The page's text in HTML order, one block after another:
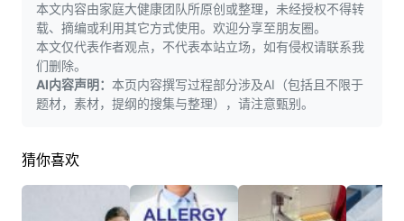
本文内容由家庭大健康团队所原创或整理，未经授权不得转
载、摘编或利用其它方式使用。欢迎分享至朋友圈。
本文仅代表作者观点，不代表本站立场，如有侵权请联系我
们删除。
AI内容声明： 本页内容撰写过程部分涉及AI（包括且不限于
题材，素材，提纲的搜集与整理），请注意甄别。
猜你喜欢